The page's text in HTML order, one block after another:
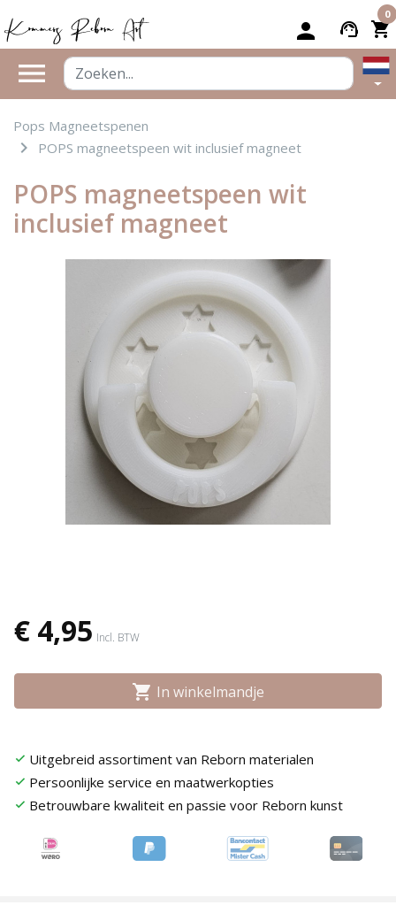
person support_agent shopping_cart
0
menu
Pops Magneetspenen
navigate_next POPS magneetspeen wit inclusief magneet
POPS magneetspeen wit
inclusief magneet


€ 4,95 Incl. BTW
shopping_cart In winkelmandje
check Uitgebreid assortiment van Reborn materialen
check Persoonlijke service en maatwerkopties
check Betrouwbare kwaliteit en passie voor Reborn kunst